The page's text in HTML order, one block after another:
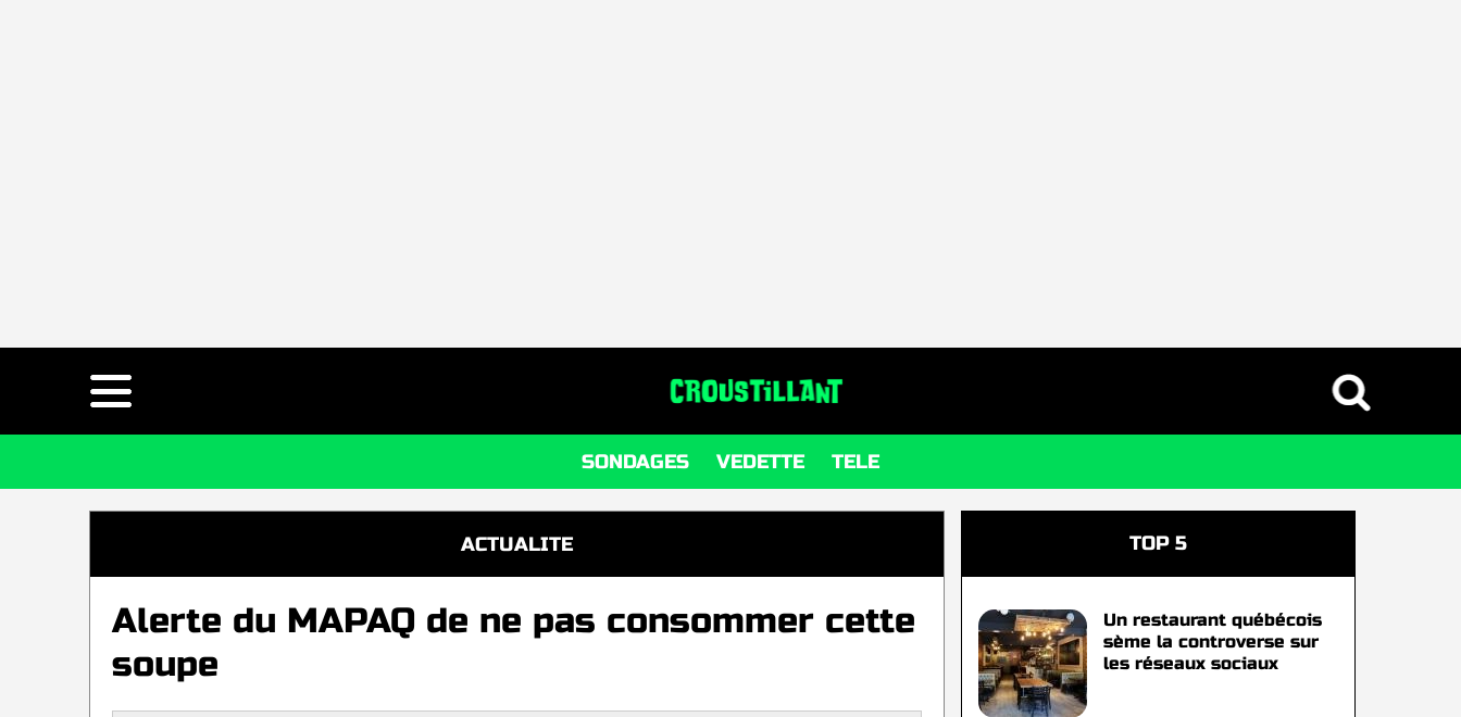
SONDAGES VEDETTE TELE
ACTUALITE
Alerte du MAPAQ de ne pas consommer cette
soupe
TOP 5
Un restaurant québécois
sème la controverse sur
les réseaux sociaux